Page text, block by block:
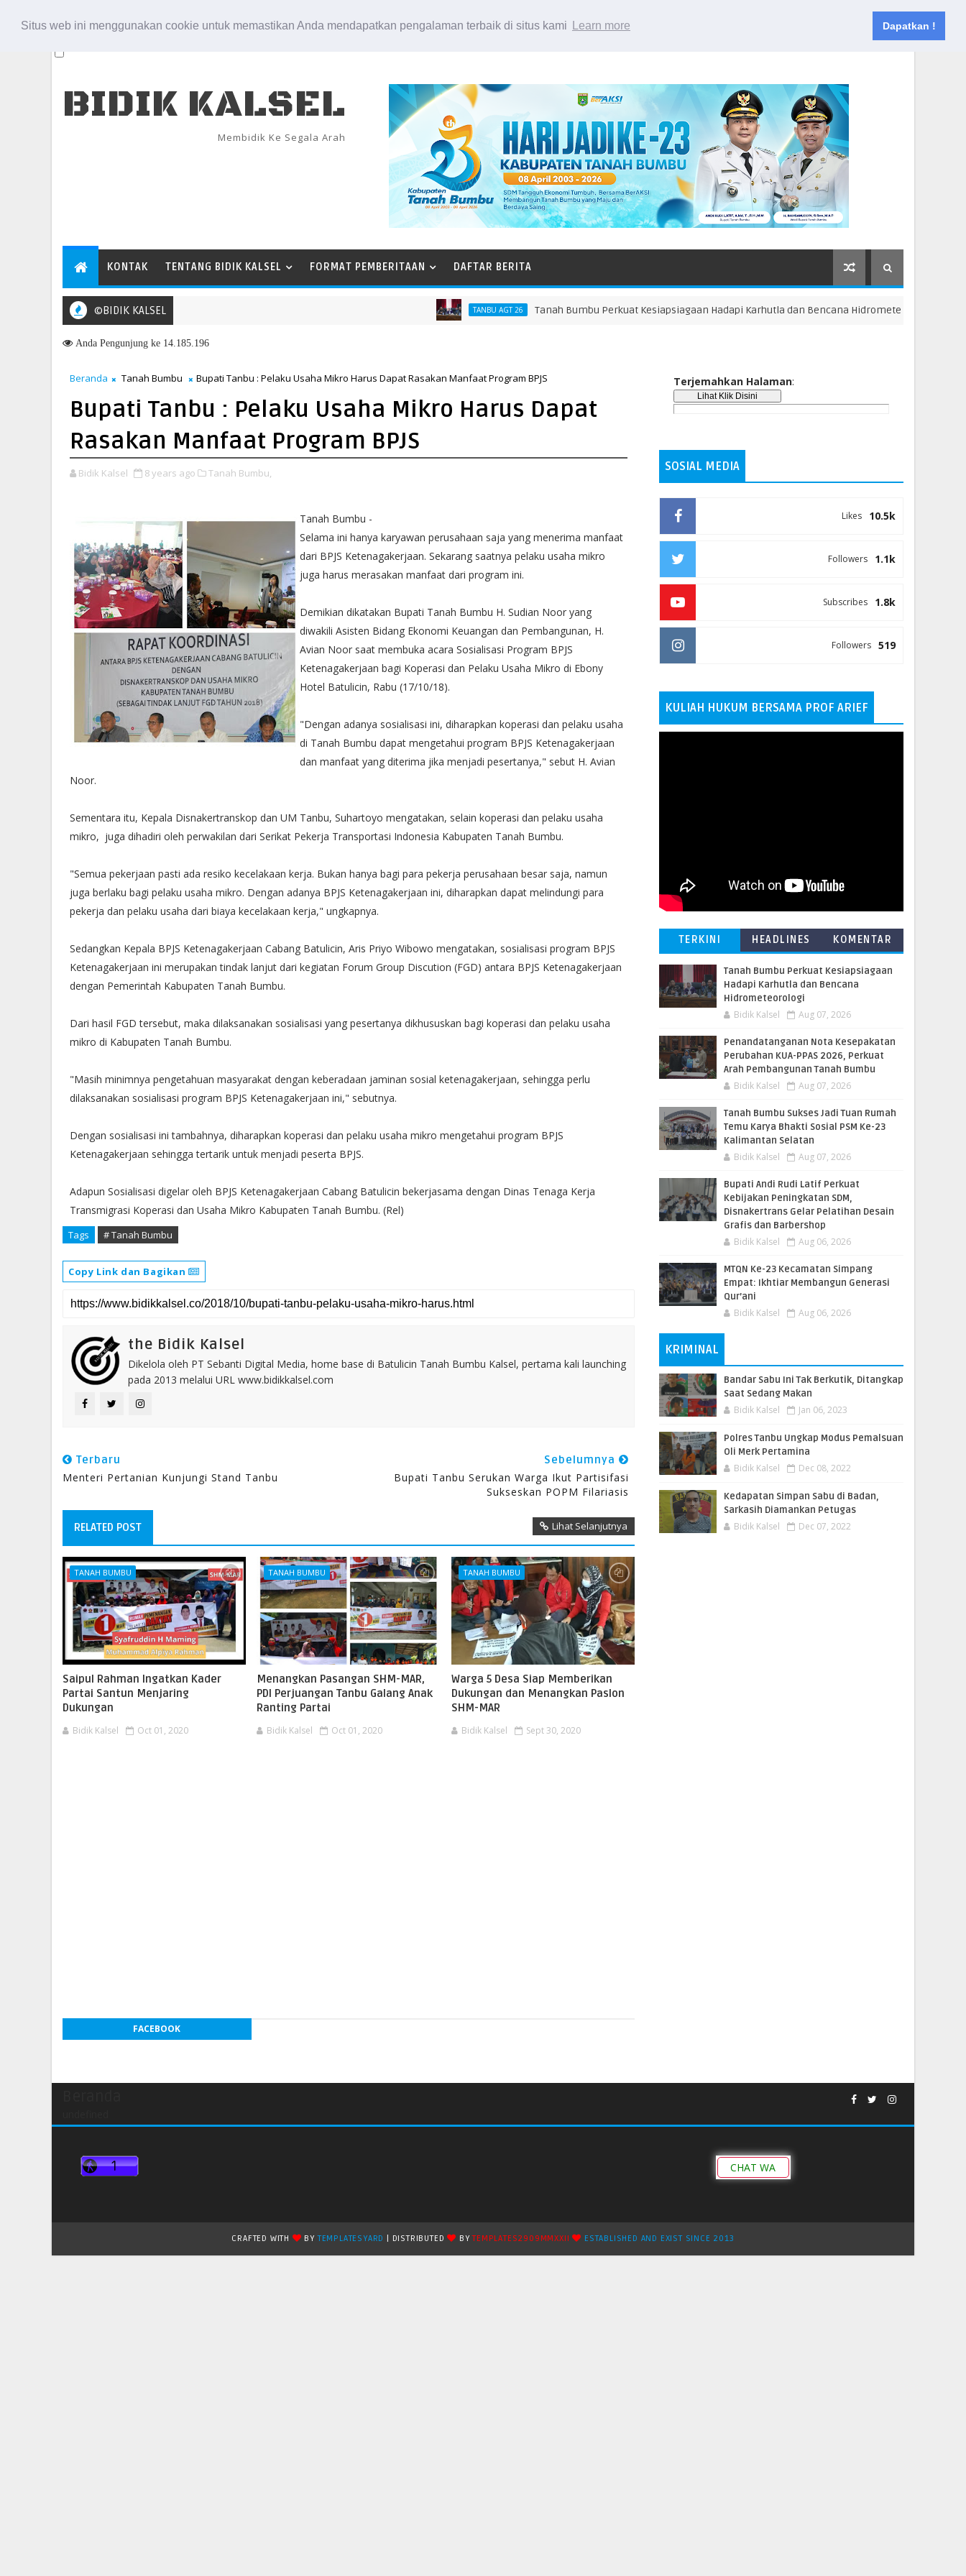
Situs web ini menggunakan cookie untuk memastikan Anda mendapatkan pengalaman terbaik di situs kami Learn more Dapatkan !
Kontak
BIDIK KALSEL
Membidik Ke Segala Arah
KONTAK TENTANG BIDIK KALSEL FORMAT PEMBERITAAN DAFTAR BERITA
©BIDIK KALSEL TANBU AGT 26 Tanah Bumbu Perkuat Kesiapsiagaan Hadapi Karhutla dan Bencana Hidrometeorologi
Anda Pengunjung ke 14.185.196
Beranda Tanah Bumbu Bupati Tanbu : Pelaku Usaha Mikro Harus Dapat Rasakan Manfaat Program BPJS
Bupati Tanbu : Pelaku Usaha Mikro Harus Dapat
Rasakan Manfaat Program BPJS
Bidik Kalsel 8 years ago Tanah Bumbu,
Tanah Bumbu -
Selama ini hanya karyawan perusahaan saja yang menerima manfaat
dari BPJS Ketenagakerjaan. Sekarang saatnya pelaku usaha mikro
juga harus merasakan manfaat dari program ini.
Demikian dikatakan Bupati Tanah Bumbu H. Sudian Noor yang
diwakili Asisten Bidang Ekonomi Keuangan dan Pembangunan, H.
Avian Noor saat membuka acara Sosialisasi Program BPJS
Ketenagakerjaan bagi Koperasi dan Pelaku Usaha Mikro di Ebony
Hotel Batulicin, Rabu (17/10/18).
"Dengan adanya sosialisasi ini, diharapkan koperasi dan pelaku usaha
di Tanah Bumbu dapat mengetahui program BPJS Ketenagakerjaan
dan manfaat yang diterima jika menjadi pesertanya," sebut H. Avian
Noor.
Sementara itu, Kepala Disnakertranskop dan UM Tanbu, Suhartoyo mengatakan, selain koperasi dan pelaku usaha
mikro, juga dihadiri oleh perwakilan dari Serikat Pekerja Transportasi Indonesia Kabupaten Tanah Bumbu.
"Semua pekerjaan pasti ada resiko kecelakaan kerja. Bukan hanya bagi para pekerja perusahaan besar saja, namun
juga berlaku bagi pelaku usaha mikro. Dengan adanya BPJS Ketenagakerjaan ini, diharapkan dapat melindungi para
pekerja dan pelaku usaha dari biaya kecelakaan kerja," ungkapnya.
Sedangkan Kepala BPJS Ketenagakerjaan Cabang Batulicin, Aris Priyo Wibowo mengatakan, sosialisasi program BPJS
Ketenagakerjaan ini merupakan tindak lanjut dari kegiatan Forum Group Discution (FGD) antara BPJS Ketenagakerjaan
dengan Pemerintah Kabupaten Tanah Bumbu.
Dari hasil FGD tersebut, maka dilaksanakan sosialisasi yang pesertanya dikhususkan bagi koperasi dan pelaku usaha
mikro di Kabupaten Tanah Bumbu.
"Masih minimnya pengetahuan masyarakat dengan keberadaan jaminan sosial ketenagakerjaan, sehingga perlu
dilaksanakan sosialisasi program BPJS Ketenagakerjaan ini," sebutnya.
Dengan sosialisasi ini tambahnya, diharapkan koperasi dan pelaku usaha mikro mengetahui program BPJS
Ketenagakerjaan sehingga tertarik untuk menjadi peserta BPJS.
Adapun Sosialisasi digelar oleh BPJS Ketenagakerjaan Cabang Batulicin bekerjasama dengan Dinas Tenaga Kerja
Transmigrasi Koperasi dan Usaha Mikro Kabupaten Tanah Bumbu. (Rel)
Tags # Tanah Bumbu
Copy Link dan Bagikan
the Bidik Kalsel
Dikelola oleh PT Sebanti Digital Media, home base di Batulicin Tanah Bumbu Kalsel, pertama kali launching
pada 2013 melalui URL www.bidikkalsel.com
Terbaru
Menteri Pertanian Kunjungi Stand Tanbu
Sebelumnya
Bupati Tanbu Serukan Warga Ikut Partisifasi
Sukseskan POPM Filariasis
RELATED POST Lihat Selanjutnya
TANAH BUMBU
Saipul Rahman Ingatkan Kader
Partai Santun Menjaring
Dukungan
Bidik Kalsel Oct 01, 2020
TANAH BUMBU
Menangkan Pasangan SHM-MAR,
PDI Perjuangan Tanbu Galang Anak
Ranting Partai
Bidik Kalsel Oct 01, 2020
TANAH BUMBU
Warga 5 Desa Siap Memberikan
Dukungan dan Menangkan Paslon
SHM-MAR
Bidik Kalsel Sept 30, 2020
FACEBOOK
Terjemahkan Halaman:
SOSIAL MEDIA
10.5k
Likes
1.1k
Followers
1.8k
Subscribes
519
Followers
KULIAH HUKUM BERSAMA PROF ARIEF
TERKINI HEADLINES KOMENTAR
Tanah Bumbu Perkuat Kesiapsiagaan
Hadapi Karhutla dan Bencana
Hidrometeorologi
Bidik Kalsel Aug 07, 2026
Penandatanganan Nota Kesepakatan
Perubahan KUA-PPAS 2026, Perkuat
Arah Pembangunan Tanah Bumbu
Bidik Kalsel Aug 07, 2026
Tanah Bumbu Sukses Jadi Tuan Rumah
Temu Karya Bhakti Sosial PSM Ke-23
Kalimantan Selatan
Bidik Kalsel Aug 07, 2026
Bupati Andi Rudi Latif Perkuat
Kebijakan Peningkatan SDM,
Disnakertrans Gelar Pelatihan Desain
Grafis dan Barbershop
Bidik Kalsel Aug 06, 2026
MTQN Ke-23 Kecamatan Simpang
Empat: Ikhtiar Membangun Generasi
Qur’ani
Bidik Kalsel Aug 06, 2026
KRIMINAL
Bandar Sabu Ini Tak Berkutik, Ditangkap
Saat Sedang Makan
Bidik Kalsel Jan 06, 2023
Polres Tanbu Ungkap Modus Pemalsuan
Oli Merk Pertamina
Bidik Kalsel Dec 08, 2022
Kedapatan Simpan Sabu di Badan,
Sarkasih Diamankan Petugas
Bidik Kalsel Dec 07, 2022
CHAT WA
CRAFTED WITH BYTEMPLATESYARD | DISTRIBUTED BYTEMPLATES2909MMXXII ESTABLISHED AND EXIST SINCE 2013